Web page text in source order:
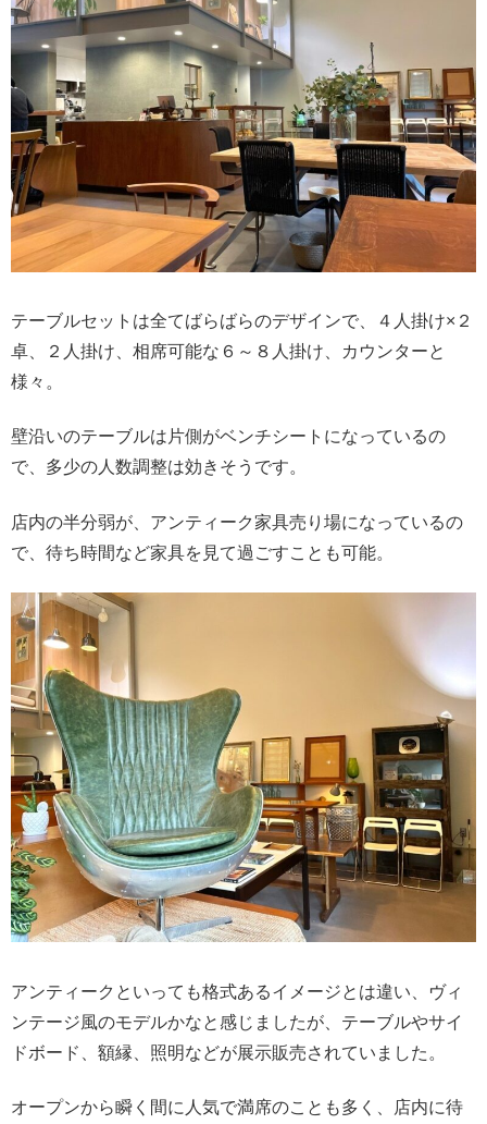
テーブルセットは全てばらばらのデザインで、４人掛け×２
卓、２人掛け、相席可能な６～８人掛け、カウンターと
様々。
壁沿いのテーブルは片側がベンチシートになっているの
で、多少の人数調整は効きそうです。
店内の半分弱が、アンティーク家具売り場になっているの
で、待ち時間など家具を見て過ごすことも可能。
アンティークといっても格式あるイメージとは違い、ヴィ
ンテージ風のモデルかなと感じましたが、テーブルやサイ
ドボード、額縁、照明などが展示販売されていました。
オープンから瞬く間に人気で満席のことも多く、店内に待